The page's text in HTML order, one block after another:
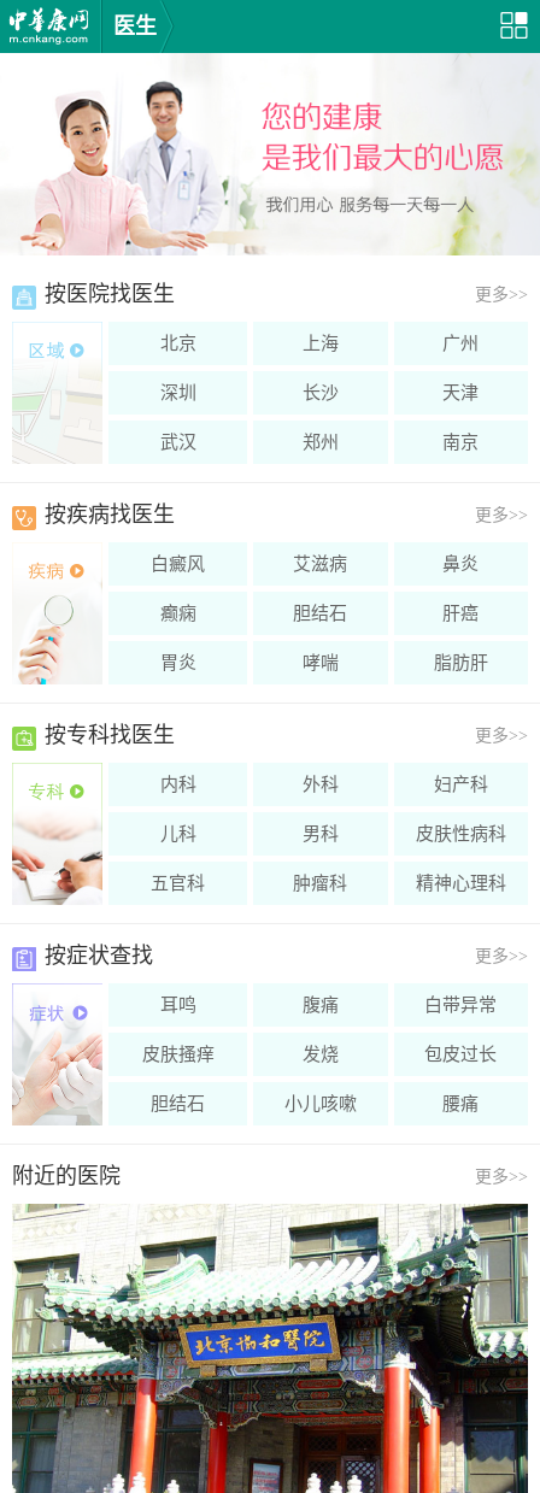
医生
按医院找医生 更多>>
北京 上海 广州
深圳 长沙 天津
武汉 郑州 南京
按疾病找医生 更多>>
白癜风 艾滋病 鼻炎
癫痫 胆结石 肝癌
胃炎 哮喘 脂肪肝
按专科找医生 更多>>
内科 外科 妇产科
儿科 男科 皮肤性病科
五官科 肿瘤科 精神心理科
按症状查找 更多>>
耳鸣 腹痛 白带异常
皮肤搔痒 发烧 包皮过长
胆结石 小儿咳嗽 腰痛
附近的医院 更多>>